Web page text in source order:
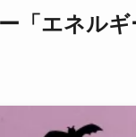
「エネル